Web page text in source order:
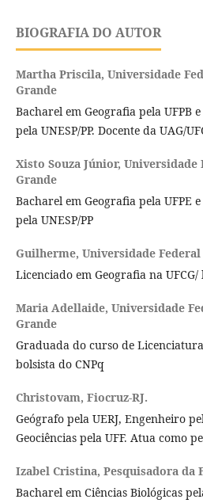
BIOGRAFIA DO AUTOR
Martha Priscila, Universidade
Grande
Bacharel em Geografia pela UFPB
pela UNESP/PP. Docente da UAG/
Xisto Souza Júnior, Universidade
Grande
Bacharel em Geografia pela UFPE
pela UNESP/PP
Guilherme, Universidade
Licenciado em Geografia na UFCG/
Maria Adellaide, Universidade
Grande
Graduada do curso de
bolsista do CNPq
Christovam, Fiocruz-RJ.
Geógrafo pela UERJ, Engenheiro
Geociências pela UFF. Atua como
Izabel Cristina, Pesquisadora da
Bacharel em Ciências Biológicas